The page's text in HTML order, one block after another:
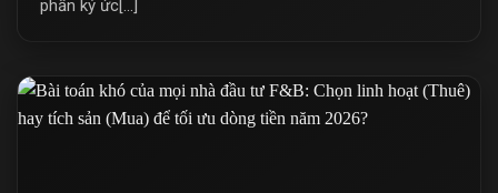
phần ký ức[...]